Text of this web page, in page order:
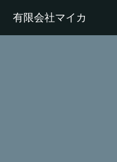
有限会社マイカ